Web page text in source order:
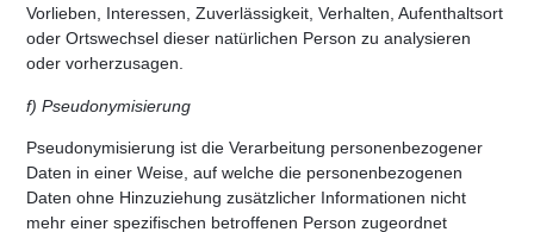
Vorlieben, Interessen, Zuverlässigkeit, Verhalten, Aufenthaltsort
oder Ortswechsel dieser natürlichen Person zu analysieren
oder vorherzusagen.
f) Pseudonymisierung
Pseudonymisierung ist die Verarbeitung personenbezogener
Daten in einer Weise, auf welche die personenbezogenen
Daten ohne Hinzuziehung zusätzlicher Informationen nicht
mehr einer spezifischen betroffenen Person zugeordnet